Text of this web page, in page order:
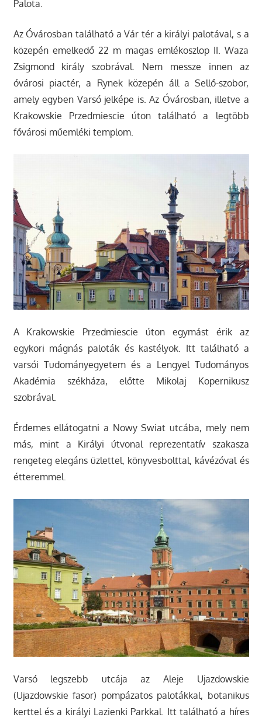
Palota.
Az Óvárosban található a Vár tér a királyi palotával, s a
közepén emelkedő 22 m magas emlékoszlop II. Waza
Zsigmond király szobrával. Nem messze innen az
óvárosi piactér, a Rynek közepén áll a Sellő-szobor,
amely egyben Varsó jelképe is. Az Óvárosban, illetve a
Krakowskie Przedmiescie úton található a legtöbb
fővárosi műemléki templom.
A Krakowskie Przedmiescie úton egymást érik az
egykori mágnás paloták és kastélyok. Itt található a
varsói Tudományegyetem és a Lengyel Tudományos
Akadémia székháza, előtte Mikolaj Kopernikusz
szobrával.
Érdemes ellátogatni a Nowy Swiat utcába, mely nem
más, mint a Királyi útvonal reprezentatív szakasza
rengeteg elegáns üzlettel, könyvesbolttal, kávézóval és
étteremmel.
Varsó legszebb utcája az Aleje Ujazdowskie
(Ujazdowskie fasor) pompázatos palotákkal, botanikus
kerttel és a királyi Lazienki Parkkal. Itt található a híres